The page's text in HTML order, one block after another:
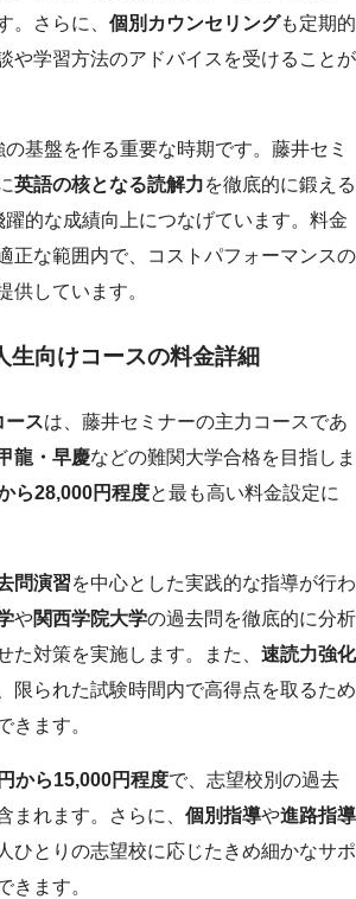
。さらに、 個別カウンセリングも定期的
や学習方法のアドバイスを受けることが
基盤を作る重要な時期です。藤井セミ
英語の核となる読解力を徹底的に鍛える
的な成績向上につなげています。料金
正な範囲内で、コストパフォーマンスの
供しています。
生向けコースの料金詳細
ースは、藤井セミナーの主力コースであ
龍・早慶などの難関大学合格を目指しま
ら28,000円程度と最も高い料金設定に
問演習を中心とした実践的な指導が行わ
や関西学院大学の過去問を徹底的に分析
た対策を実施します。また、 速読力強化
限られた試験時間内で高得点を取るため
きます。
から15,000円程度で、志望校別の過去
まれます。さらに、 個別指導や進路指導
ひとりの志望校に応じたきめ細かなサポ
きます。